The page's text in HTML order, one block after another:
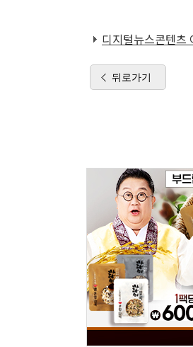
디지털뉴스콘텐츠
뒤로가기